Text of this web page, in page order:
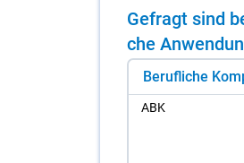
Ge­fragt sind
che
Berufliche
ABK